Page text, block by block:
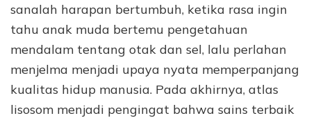
sanalah harapan bertumbuh, ketika rasa ingin
tahu anak muda bertemu pengetahuan
mendalam tentang otak dan sel, lalu perlahan
menjelma menjadi upaya nyata memperpanjang
kualitas hidup manusia. Pada akhirnya, atlas
lisosom menjadi pengingat bahwa sains terbaik